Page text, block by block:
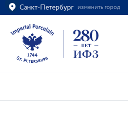
Санкт-Петербург изменить город
Ваш город Санкт-Петербург?
ВСЁ ВЕРНО ИЗМЕНИТЬ